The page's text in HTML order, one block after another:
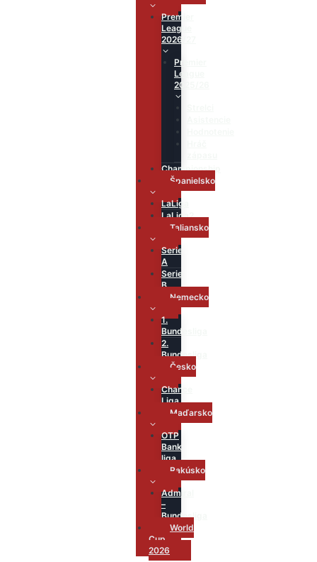
Premier
League
2026/27
Premier
League
2025/26
Championship
Španielsko
LaLiga
LaLiga2
Taliansko
Serie
A
Serie
B
Nemecko
1.
Bundesliga
2.
Bundesliga
Česko
Chance
Liga
Maďarsko
OTP
Bank
liga
Rakúsko
Admiral
–
Bundesliga
World
Cup
2026